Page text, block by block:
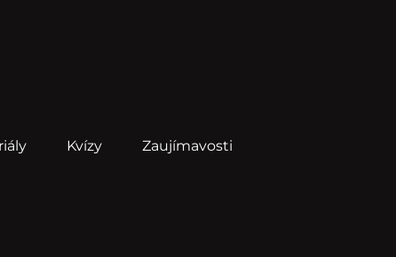
Kvízy Zaujímavosti